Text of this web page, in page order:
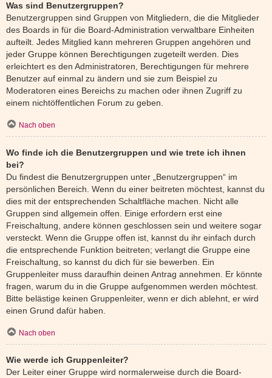
Was sind Benutzergruppen?
Benutzergruppen sind Gruppen von Mitgliedern, die die Mitglieder
des Boards in für die Board-Administration verwaltbare Einheiten
aufteilt. Jedes Mitglied kann mehreren Gruppen angehören und
jeder Gruppe können Berechtigungen zugeteilt werden. Dies
erleichtert es den Administratoren, Berechtigungen für mehrere
Benutzer auf einmal zu ändern und sie zum Beispiel zu
Moderatoren eines Bereichs zu machen oder ihnen Zugriff zu
einem nichtöffentlichen Forum zu geben.
Nach oben
Wo finde ich die Benutzergruppen und wie trete ich ihnen
bei?
Du findest die Benutzergruppen unter „Benutzergruppen“ im
persönlichen Bereich. Wenn du einer beitreten möchtest, kannst du
dies mit der entsprechenden Schaltfläche machen. Nicht alle
Gruppen sind allgemein offen. Einige erfordern erst eine
Freischaltung, andere können geschlossen sein und weitere sogar
versteckt. Wenn die Gruppe offen ist, kannst du ihr einfach durch
die entsprechende Funktion beitreten; verlangt die Gruppe eine
Freischaltung, so kannst du dich für sie bewerben. Ein
Gruppenleiter muss daraufhin deinen Antrag annehmen. Er könnte
fragen, warum du in die Gruppe aufgenommen werden möchtest.
Bitte belästige keinen Gruppenleiter, wenn er dich ablehnt, er wird
einen Grund dafür haben.
Nach oben
Wie werde ich Gruppenleiter?
Der Leiter einer Gruppe wird normalerweise durch die Board-